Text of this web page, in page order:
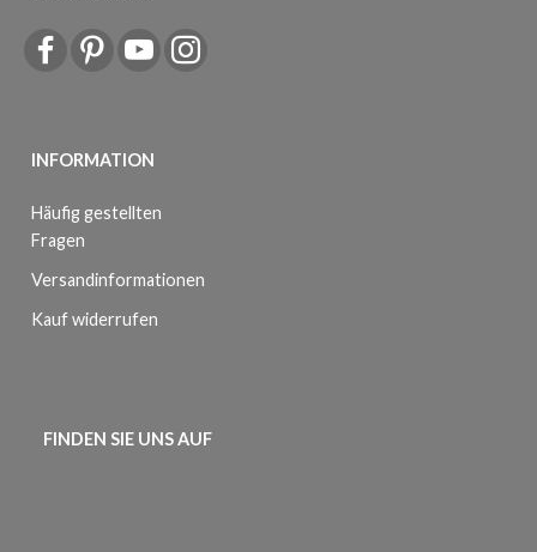
INFORMATION
Häufig gestellten
Fragen
Versandinformationen
Kauf widerrufen
FINDEN SIE UNS AUF